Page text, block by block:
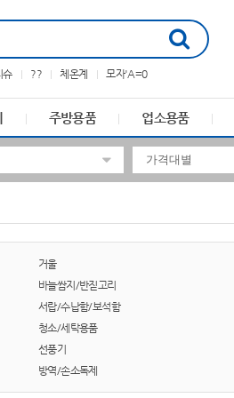
슈 ?? 체온계 모자'A=0
주방용품 업소용품
거울
바늘쌈지/반짇고리
서랍/수납함/보석함
청소/세탁용품
선풍기
방역/손소독제